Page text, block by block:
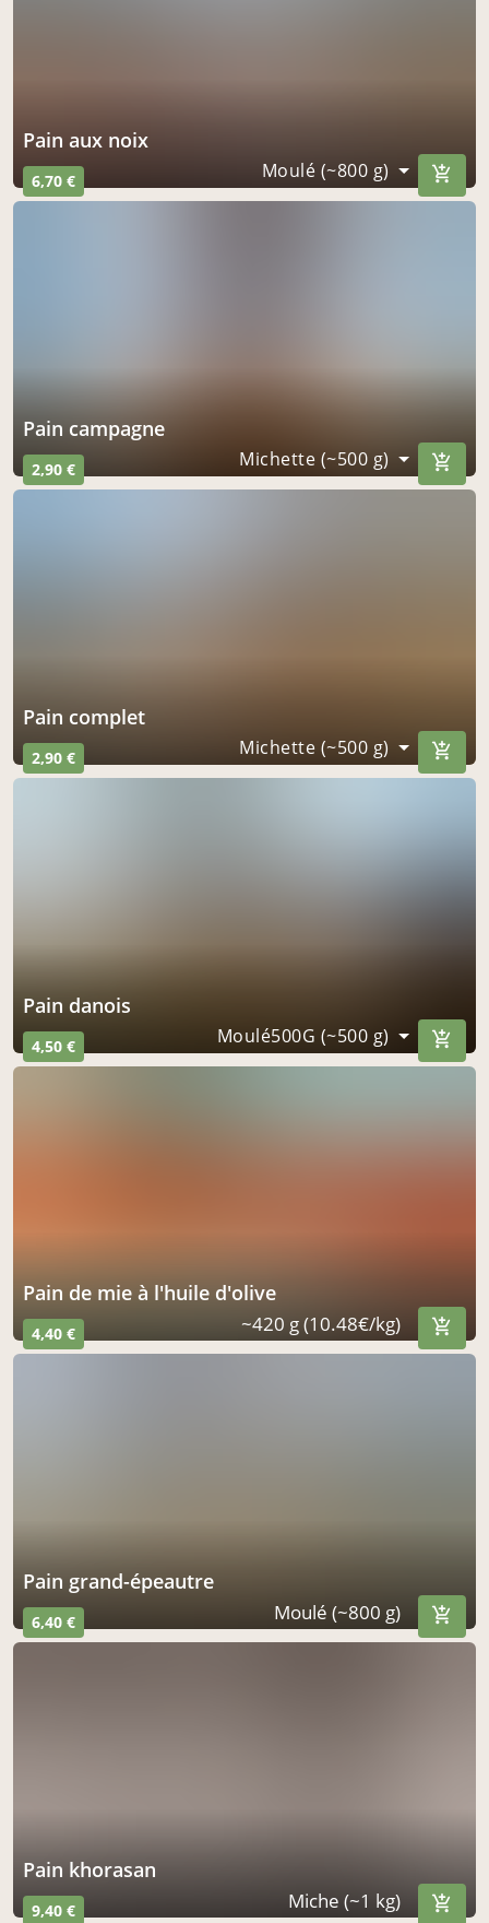
Pain aux noix
6,70 € Moulé (~800 g)
Pain campagne
2,90 € Michette (~500 g)
Pain complet
2,90 € Michette (~500 g)
Pain danois
4,50 € Moulé500G (~500 g)
pain de mie à l'huile d'olive
4,40 € ~420 g (10.48€/kg)
Pain grand-épeautre
6,40 € Moulé (~800 g)
Pain khorasan
9,40 € Miche (~1 kg)